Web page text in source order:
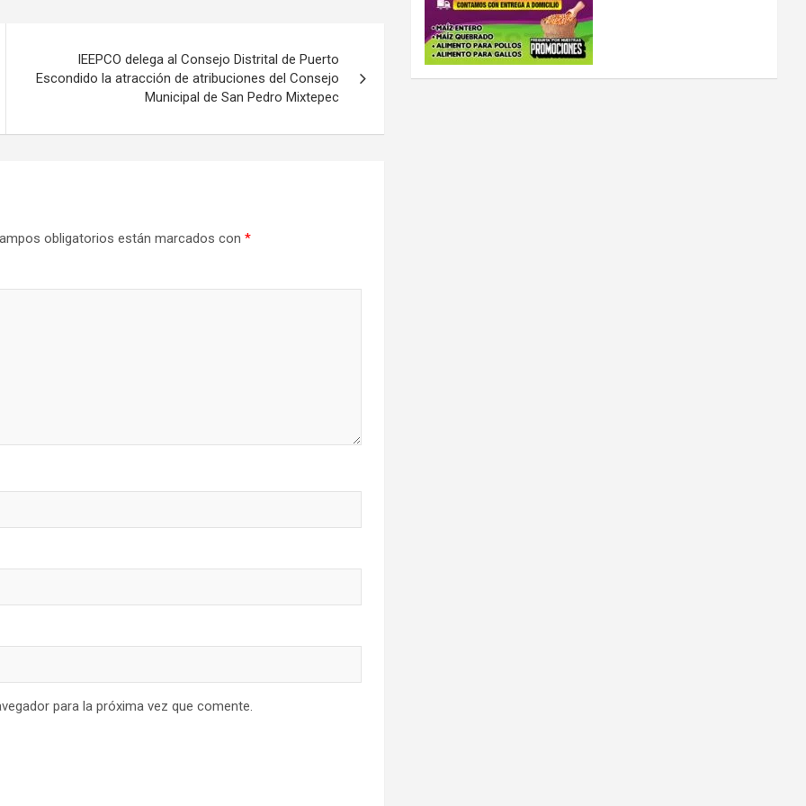
IEEPCO delega al Consejo Distrital de Puerto
Escondido la atracción de atribuciones del Consejo
Municipal de San Pedro Mixtepec
obligatorios están marcados con *
para la próxima vez que comente.